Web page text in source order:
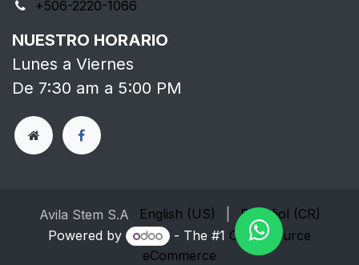
+506-2220-1066
NUESTRO HORARIO
Lunes a Viernes
De 7:30 am a 5:00 PM
Avila Stem S.A English (US)
Español (CR)
Powered by
- The #1 Open Source
eCommerce